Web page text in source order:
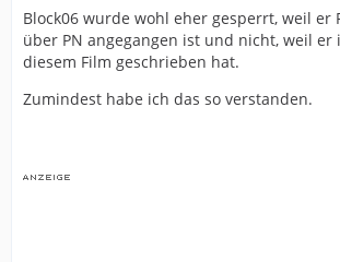
Block06 wurde wohl eher gesperrt, weil er
über PN angegangen ist und nicht, weil er
diesem Film geschrieben hat.
Zumindest habe ich das so verstanden.